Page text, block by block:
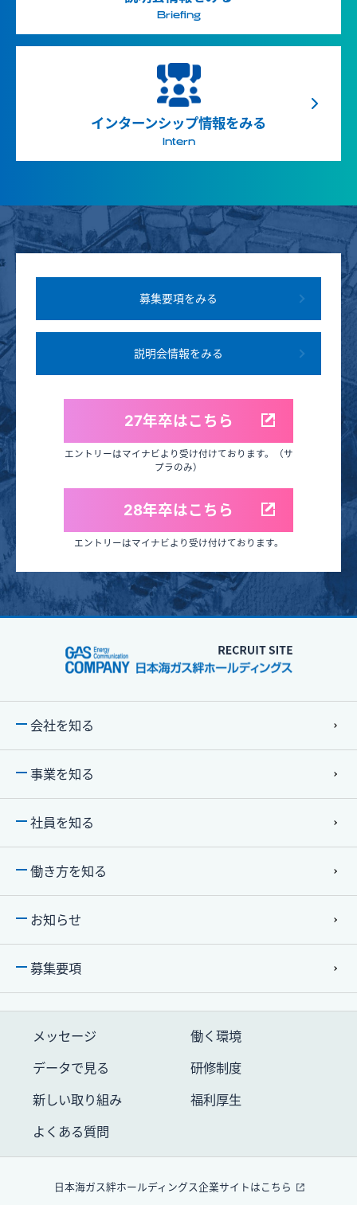
Briefing
インターンシップ情報をみる
Intern
募集要項をみる
説明会情報をみる
27年卒はこちら
エントリーはマイナビより受け付けております。（サ
プラのみ）
28年卒はこちら
エントリーはマイナビより受け付けております。
会社を知る
事業を知る
社員を知る
働き⽅を知る
お知らせ
募集要項
メッセージ
働く環境
データで⾒る
研修制度
新しい取り組み
福利厚生
よくある質問
⽇本海ガス絆ホールディングス企業サイトはこちら